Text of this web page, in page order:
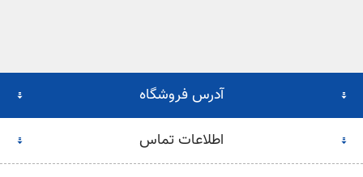
آدرس فروشگاه
اطلاعات تماس